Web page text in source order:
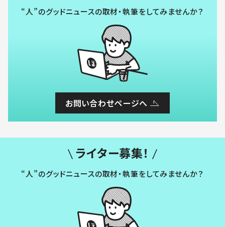
“人”のグッドニュースの取材・執筆をしてみませんか？
お問い合わせページへ
ライター募集！
“人”のグッドニュースの取材・執筆をしてみませんか？